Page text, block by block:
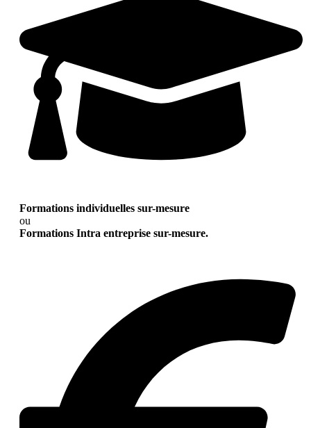
Formations individuelles sur-mesure
ou
Formations Intra entreprise sur-mesure.